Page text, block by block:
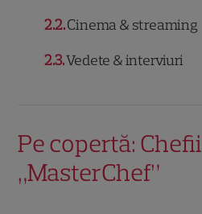
2.2Cinema & streaming
2.3Vedete & interviuri
Pe copertă: Chefii
„MasterChef”